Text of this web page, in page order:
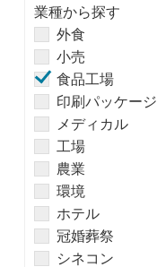
業種から探す
外食
小売
食品工場
印刷パッケージ
メディカル
工場
農業
環境
ホテル
冠婚葬祭
シネコン